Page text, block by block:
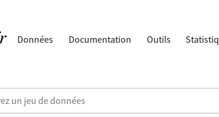
Données Documentation Outils